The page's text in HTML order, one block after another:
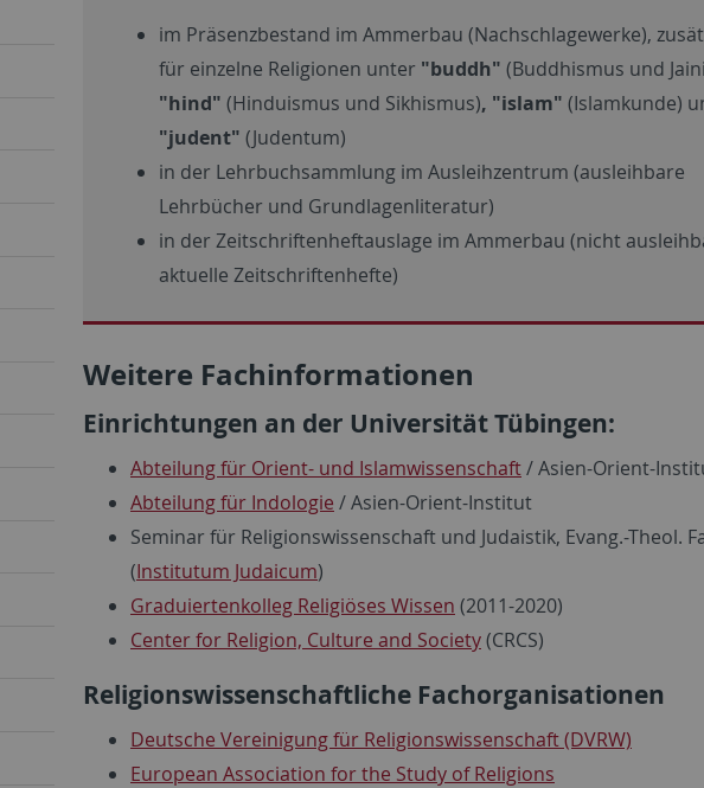
im Präsenzbestand im Ammerbau (Nachschlagewerke),
für einzelne Religionen unter "buddh" (Buddhismus und
"hind" (Hinduismus und Sikhismus), "islam" (Islamkunde)
"judent" (Judentum)
in der Lehrbuchsammlung im Ausleihzentrum (ausleihbare
Lehrbücher und Grundlagenliteratur)
in der Zeitschriftenheftauslage im Ammerbau (nicht
aktuelle Zeitschriftenhefte)
Weitere Fachinformationen
Einrichtungen an der Universität Tübingen:
Abteilung für Orient- und Islamwissenschaft/ Asien-Orient-
Abteilung für Indologie / Asien-Orient-Institut
Seminar für Religionswissenschaft und Judaistik, Evang.-Theol.
(Institutum Judaicum)
Graduiertenkolleg Religiöses Wissen (2011-2020)
Center for Religion, Culture and Society(CRCS)
Religionswissenschaftliche Fachorganisationen
Deutsche Vereinigung für Religionswissenschaft (DVRW)
European Association for the Study of Religions